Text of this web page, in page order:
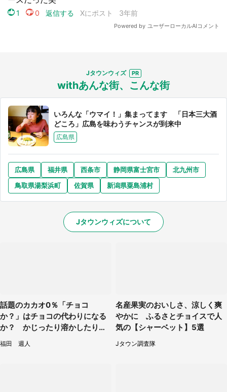
Jタウンウィズ
withあんな街、こんな街
いろんな「ウマイ！」集まってます 「日本三大酒
どころ」広島を味わうチャンスが到来中
広島県
広島県 福井県 西条市 静岡県富士宮市
北九州市
鳥取県湯梨浜町
佐賀県 新潟県粟島浦村
Jタウンウィズについて
話題のカカオ0％「チョコ
か？」はチョコの代わりになる
か？ かじったり溶かしたりし
て食べてみた
福田 週人
名産果実のおいしさ、涼しく爽
やかに ふるさとチョイスで人
気の【シャーベット】5選
Jタウン調査隊